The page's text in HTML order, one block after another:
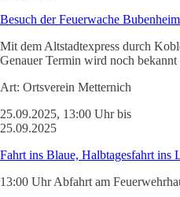
Besuch der Feuerwache
Mit dem Altstadtexpress durch
Genauer Termin wird noch bekannt
Art: Ortsverein Metternich
25.09.2025, 13:00 Uhr bis
25.09.2025
Fahrt ins Blaue, Halbtagesfahrt ins
13:00 Uhr Abfahrt am